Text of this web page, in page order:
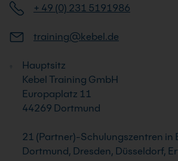
+ 49 (0) 231 5191986
training@kebel.de
Hauptsitz
Kebel Training GmbH
Europaplatz 11
44269 Dortmund
21 (Partner)-Schulungszentren in
Dortmund, Dresden, Düsseldorf,